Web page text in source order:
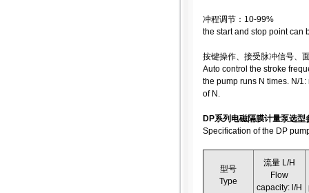
冲程调节：10-99%
the start and stop point can
按键操作、接受脉冲信号、
Auto control the stroke
the pump runs N times. N/
of N.
DP系列电磁隔膜计量泵选型
Specification of the DP
型号
Type
流量 L/H
Flow
capacity: l/H